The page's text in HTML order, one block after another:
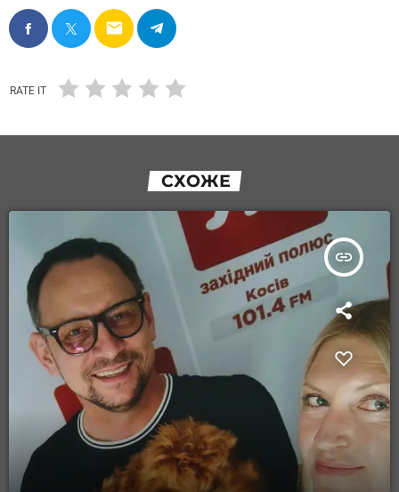
email
RATE IT
СХОЖЕ
insert_link